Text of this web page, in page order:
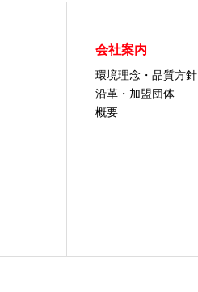
会社案内
環境理念・品質方針
沿革・加盟団体
概要